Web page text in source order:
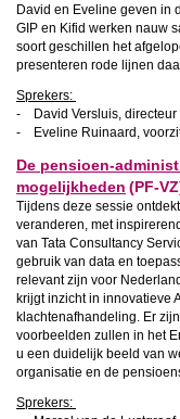
David en Eveline geven in
GIP en Kifid werken nauw
soort geschillen het
presenteren rode lijnen
Sprekers:
- David Versluis, directeur
- Eveline Ruinaard,
De pensioen-
mogelijkheden (PF-
Tijdens deze sessie
veranderen, met
van Tata Consultancy
gebruik van data en
relevant zijn voor
krijgt inzicht in innovatieve
klachtenafhandeling. Er
voorbeelden zullen in het
u een duidelijk beeld van
organisatie en de
Sprekers: